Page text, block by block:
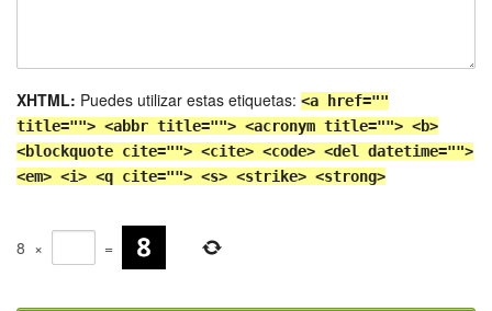
XHTML: Puedes utilizar estas etiquetas: <a href=""
title=""> <abbr title=""> <acronym title=""> <b>
<blockquote cite=""> <cite> <code> <del datetime="">
<em> <i> <q cite=""> <s> <strike> <strong>
8 × =